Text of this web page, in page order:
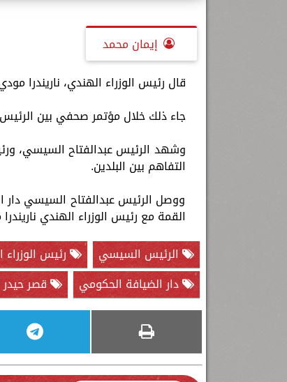
إيمان محمد
قال رئيس الوزراء الهندي، ناريندرا
جاء ذلك خلال مؤتمر صحفي بين
وشهد الرئيس عبدالفتاح السيسي،
التفاهم بين البلدين.
ووصل الرئيس عبدالفتاح السيسي دار
القمة مع رئيس الوزراء الهندي
الرئيس السيسي
رئيس الوزراء
دار الضيافة الحكومي
قصر حيدر